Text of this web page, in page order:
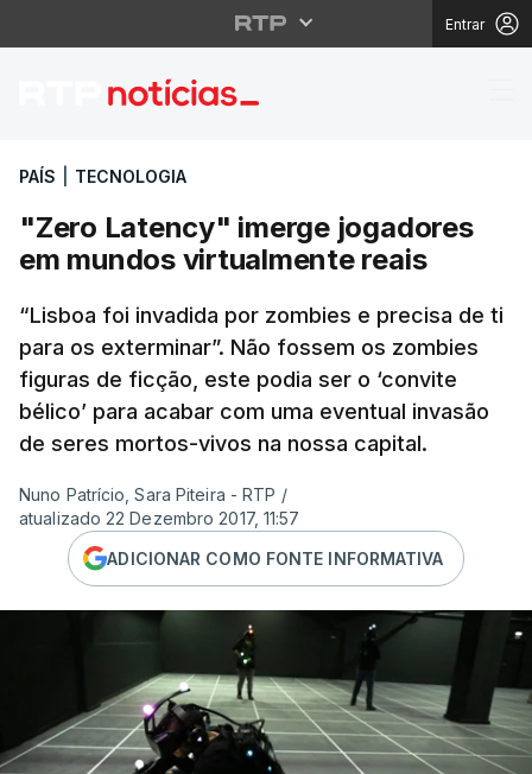
Entrar
"Zero Latency"
PAÍS TECNOLOGIA
"Zero Latency" imerge jogadores
em mundos virtualmente reais
“Lisboa foi invadida por zombies e precisa de ti
para os exterminar”. Não fossem os zombies
figuras de ficção, este podia ser o ‘convite
bélico’ para acabar com uma eventual invasão
de seres mortos-vivos na nossa capital.
Nuno Patrício, Sara Piteira - RTP /
atualizado 22 Dezembro 2017, 11:57
ADICIONAR COMO FONTE INFORMATIVA